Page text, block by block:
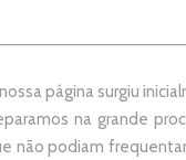
página surgiu
na grande
não podiam